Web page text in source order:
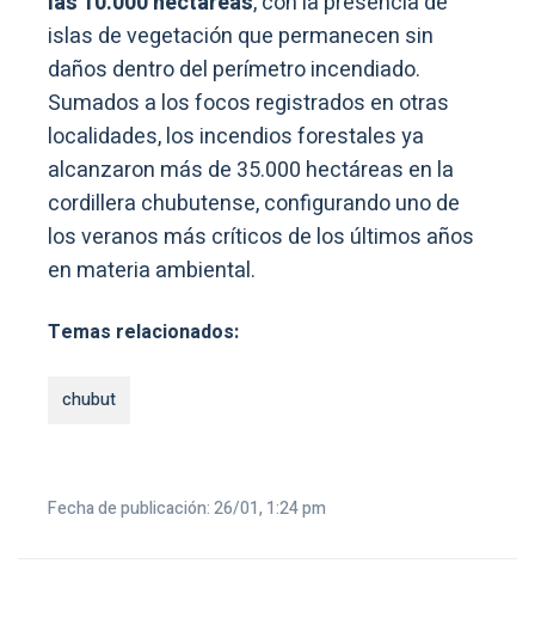
islas de vegetación que permanecen sin
daños dentro del perímetro incendiado.
Sumados a los focos registrados en otras
localidades, los incendios forestales ya
alcanzaron más de 35.000 hectáreas en la
cordillera chubutense, configurando uno de
los veranos más críticos de los últimos años
en materia ambiental.
Temas relacionados:
chubut
Fecha de publicación: 26/01, 1:24 pm